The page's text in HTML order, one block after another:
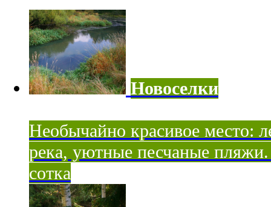
Новоселки
Необычайно красивое место:
река, уютные песчаные
сотка